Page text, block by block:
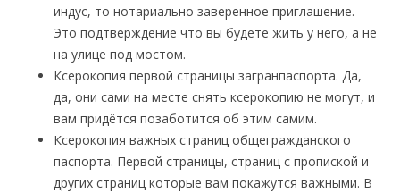
индус, то нотариально заверенное приглашение.
Это подтверждение что вы будете жить у него, а не
на улице под мостом.
Ксерокопия первой страницы загранпаспорта. Да,
да, они сами на месте снять ксерокопию не могут, и
вам придётся позаботится об этим самим.
Ксерокопия важных страниц общегражданского
паспорта. Первой страницы, страниц с пропиской и
других страниц которые вам покажутся важными. В